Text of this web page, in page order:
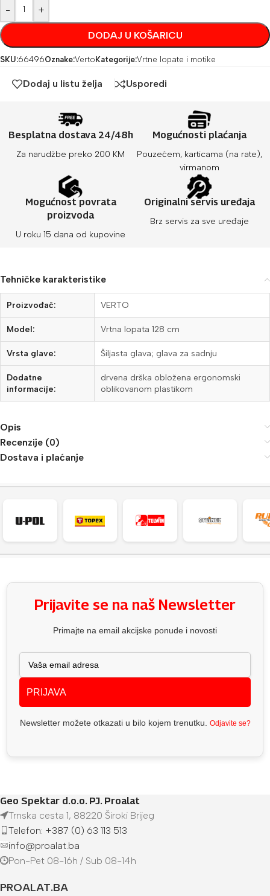
- +
DODAJ U KOŠARICU
SKU:66496Oznake:Verto Kategorije:Vrtne lopate i motike
Dodaj u listu želja Usporedi
Besplatna dostava 24/48h
Za narudžbe preko 200 KM
Mogućnosti plaćanja
Pouzećem, karticama (na rate),
virmanom
Mogućnost povrata
proizvoda
U roku 15 dana od kupovine
Originalni servis uređaja
Brz servis za sve uređaje
Tehničke karakteristike
Proizvođač: VERTO
Model: Vrtna lopata 128 cm
Vrsta glave: Šiljasta glava; glava za sadnju
Dodatne
informacije:
drvena drška obložena ergonomski
oblikovanom plastikom
Opis
Recenzije (0)
Dostava i plaćanje
Prijavite se na naš Newsletter
Primajte na email akcijske ponude i novosti
PRIJAVA
Newsletter možete otkazati u bilo kojem trenutku. Odjavite se?
Geo Spektar d.o.o. PJ. Proalat
Trnska cesta 1, 88220 Široki Brijeg
Telefon: +387 (0) 63 113 513
info@proalat.ba
Pon-Pet 08-16h / Sub 08-14h
PROALAT.BA